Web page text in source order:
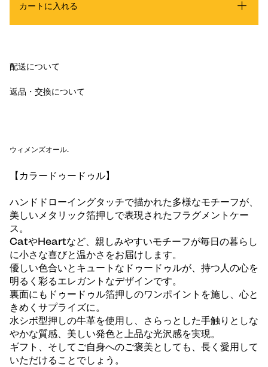
カートに入れる
配送について
返品・交換について
ウィメンズオール.
【カラードゥードゥル】
ハンドドローイングタッチで描かれた多様なモチーフが、
美しいメタリック箔押しで表現されたフラグメントケー
ス。
CatやHeartなど、親しみやすいモチーフが毎日の暮らし
に小さな喜びと温かさをお届けします。
優しい色合いとキュートなドゥードゥルが、持つ人の心を
明るく彩るエレガントなデザインです。
裏面にもドゥードゥル箔押しのワンポイントを施し、心と
きめくサプライズに。
水シボ型押しの牛革を使用し、さらっとした手触りとしな
やかな質感、美しい発色と上品な光沢感を実現。
ギフト、そしてご自身へのご褒美としても、長く愛用して
いただけることでしょう。